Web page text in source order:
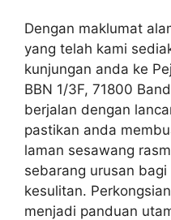
Dengan maklumat
yang telah kami
kunjungan anda ke
BBN 1/3F, 71800
berjalan dengan
pastikan anda
laman sesawang
sebarang urusan
kesulitan.
menjadi panduan